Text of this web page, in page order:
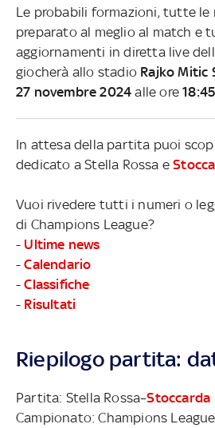
Le probabili formazioni, tutte le
preparato al meglio al match e
aggiornamenti in diretta live
giocherà allo stadio Rajko Mitic
27 novembre 2024 alle ore18:45
In attesa della partita puoi
dedicato a Stella Rossa e
Vuoi rivedere tutti i numeri o
di Champions League?
- Ultime news
-Calendario
-Classifiche
- Risultati
Riepilogo partita:
Partita: Stella Rossa–Stoccarda
Campionato: Champions League